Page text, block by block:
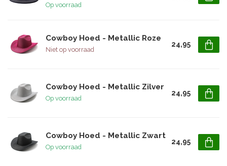
Op voorraad
Cowboy Hoed - Metallic Roze
Niet op voorraad
24,95
Cowboy Hoed - Metallic Zilver
Op voorraad
24,95
Cowboy Hoed - Metallic Zwart
Op voorraad
24,95